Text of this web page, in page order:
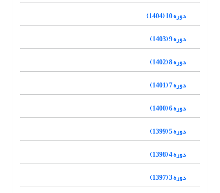
دوره 10 (1404)
دوره 9 (1403)
دوره 8 (1402)
دوره 7 (1401)
دوره 6 (1400)
دوره 5 (1399)
دوره 4 (1398)
دوره 3 (1397)